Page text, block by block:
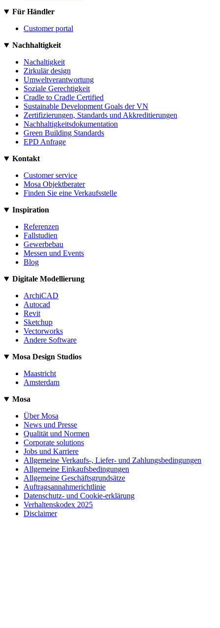
Für Händler
Customer portal
Nachhaltigkeit
Nachaltigkeit
Zirkulär design
Umweltverantwortung
Soziale Gerechtigkeit
Cradle to Cradle Certified
Sustainable Development Goals der VN
Zertifizierungen, Standards und Akkreditierungen
Nachhaltigkeitsdokumentation
Green Building Standards
EPD Anfrage
Kontakt
Customer service
Mosa Objektberater
Finden Sie eine Verkaufsstelle
Inspiration
Referenzen
Fallstudien
Gewerbebau
Messen und Events
Blog
Digitale Modellierung
ArchiCAD
Autocad
Revit
Sketchup
Vectorworks
Andere Software
Mosa Design Studios
Maastricht
Amsterdam
Mosa
Über Mosa
News und Presse
Qualität und Normen
Corporate solutions
Jobs und Karriere
Allgemeine Verkaufs-, Liefer- und Zahlungsbedingungen
Allgemeine Einkaufsbedingungen
Allgemeine Geschäftsgrundsätze
Auftragsannahmerichtlinie
Datenschutz- und Cookie-erklärung
Verhaltenskodex 2025
Disclaimer